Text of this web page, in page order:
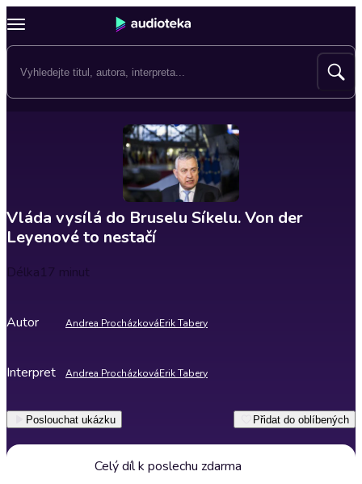
Vláda vysílá do Bruselu Síkelu. Von der
Leyenové to nestačí
Délka17 minut
Autor Andrea ProcházkováErik Tabery
Interpret Andrea ProcházkováErik Tabery
Poslouchat ukázku Přidat do oblíbených
Celý díl k poslechu zdarma